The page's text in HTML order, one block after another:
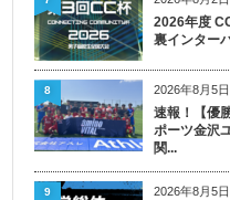
2026年度
裏インター
2026年8月5日
速報！【優
ポーツ金沢
関...
8
2026年8月5日
9